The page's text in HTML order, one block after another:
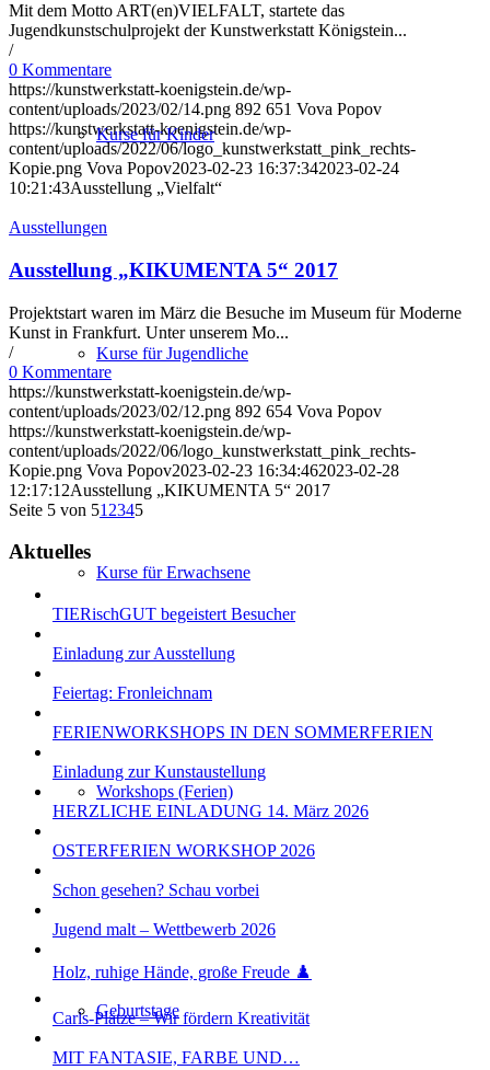
Kurse für Kinder
Kurse für Jugendliche
Kurse für Erwachsene
Workshops (Ferien)
Geburtstage
Mit dem Motto ART(en)VIELFALT, startete das
Jugendkunstschulprojekt der Kunstwerkstatt Königstein...
/
0 Kommentare
https://kunstwerkstatt-koenigstein.de/wp-
content/uploads/2023/02/14.png 892 651 Vova Popov
https://kunstwerkstatt-koenigstein.de/wp-
content/uploads/2022/06/logo_kunstwerkstatt_pink_rechts-
Kopie.png Vova Popov2023-02-23 16:37:342023-02-24
10:21:43Ausstellung „Vielfalt“
Ausstellungen
Ausstellung „KIKUMENTA 5“ 2017
Projektstart waren im März die Besuche im Museum für Moderne
Kunst in Frankfurt. Unter unserem Mo...
/
0 Kommentare
https://kunstwerkstatt-koenigstein.de/wp-
content/uploads/2023/02/12.png 892 654 Vova Popov
https://kunstwerkstatt-koenigstein.de/wp-
content/uploads/2022/06/logo_kunstwerkstatt_pink_rechts-
Kopie.png Vova Popov2023-02-23 16:34:462023-02-28
12:17:12Ausstellung „KIKUMENTA 5“ 2017
Seite 5 von 51 2345
Aktuelles
TIERischGUT begeistert Besucher
Einladung zur Ausstellung
Feiertag: Fronleichnam
FERIENWORKSHOPS IN DEN SOMMERFERIEN
Einladung zur Kunstaustellung
HERZLICHE EINLADUNG 14. März 2026
OSTERFERIEN WORKSHOP 2026
Schon gesehen? Schau vorbei
Jugend malt – Wettbewerb 2026
Holz, ruhige Hände, große Freude ♟️
Carls-Plätze – Wir fördern Kreativität
MIT FANTASIE, FARBE UND…